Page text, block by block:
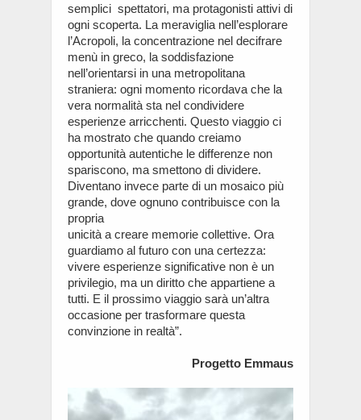
semplici spettatori, ma protagonisti attivi di
ogni scoperta. La meraviglia nell’esplorare
l’Acropoli, la concentrazione nel decifrare
menù in greco, la soddisfazione
nell’orientarsi in una metropolitana
straniera: ogni momento ricordava che la
vera normalità sta nel condividere
esperienze arricchenti. Questo viaggio ci
ha mostrato che quando creiamo
opportunità autentiche le differenze non
spariscono, ma smettono di dividere.
Diventano invece parte di un mosaico più
grande, dove ognuno contribuisce con la
propria
unicità a creare memorie collettive. Ora
guardiamo al futuro con una certezza:
vivere esperienze significative non è un
privilegio, ma un diritto che appartiene a
tutti. E il prossimo viaggio sarà un’altra
occasione per trasformare questa
convinzione in realtà”.
Progetto Emmaus